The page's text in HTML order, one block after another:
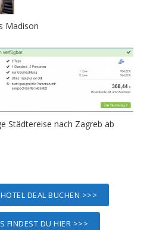
Madison
Städtereise nach Zagreb ab
DEAL BUCHEN >>>
FINDEST DU HIER >>>